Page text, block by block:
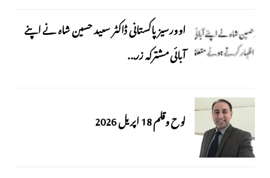
اوورسیز پاکستانی ڈاکٹر سعید حسین شاہ نے اپنے
آبائی مشترکہ زر...
لوح وقلم 18 اپریل 2026